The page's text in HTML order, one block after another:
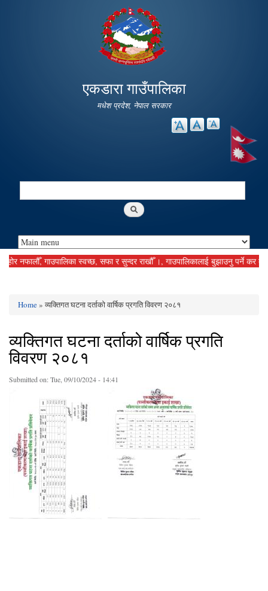
main
content
एकडारा गाउँपालिका
मधेश प्रदेश, नेपाल सरकार
Search
नफालौँ, गाउपालिका स्वच्छ, सफा र सुन्दर राखौँ ।, गाउपालिकालाई बुझाउनु पर्ने कर
Home» व्यक्तिगत घटना दर्ताको वार्षिक प्रगति विवरण २०८१
व्यक्तिगत घटना दर्ताको वार्षिक प्रगति
विवरण २०८१
Submitted on:Tue, 09/10/2024 - 14:41